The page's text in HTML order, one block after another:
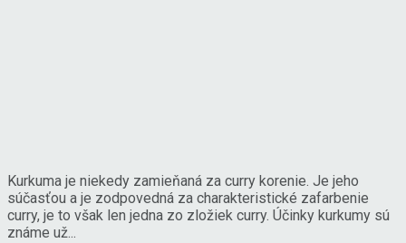
Kurkuma je niekedy zamieňaná za curry korenie. Je jeho
súčasťou a je zodpovedná za charakteristické zafarbenie
curry, je to však len jedna zo zložiek curry. Účinky kurkumy sú
známe už...